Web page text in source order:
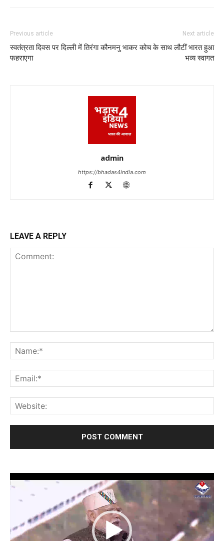
Previous article
स्वतंत्रता दिवस पर दिल्ली में तिरंगा कौन
फहराएगा
Next article
मनु भाकर कोच के साथ लौटीं भारत हुआ
भव्य स्वागत
admin
https://bhadas4india.com
LEAVE A REPLY
Video
Player